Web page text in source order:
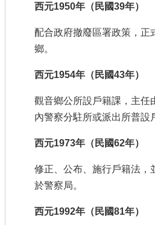
西元1950年（民國39年）
配合政府撤廢區署政策，正
鄉。
西元1954年（民國43年）
觀音鄉公所設戶籍課，主任
內警察分駐所或派出所普設
西元1973年（民國62年）
修正、公布、施行戶籍法，
於警察局。
西元1992年（民國81年）